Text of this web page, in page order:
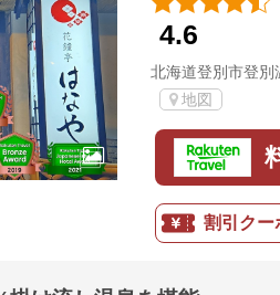
4.6
北海道登別市登別
地図
割引クー